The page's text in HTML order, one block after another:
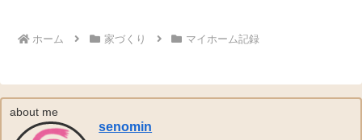
ホーム 家づくり マイホーム記録
about me
senomin